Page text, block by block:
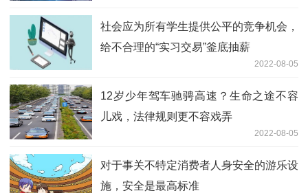
社会应为所有学生提供公平的竞争机会，
给不合理的“实习交易”釜底抽薪
2022-08-05
12岁少年驾车驰骋高速？生命之途不容
儿戏，法律规则更不容戏弄
2022-08-05
对于事关不特定消费者人身安全的游乐设
施，安全是最高标准